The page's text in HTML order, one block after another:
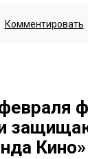
Комментировать
Кино»